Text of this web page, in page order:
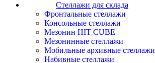
Стеллажи для склада
Фронтальные стеллажи
Консольные стеллажи
Мезонин HIT CUBE
Мезонинные стеллажи
Мобильные архивные стеллажи
Набивные стеллажи